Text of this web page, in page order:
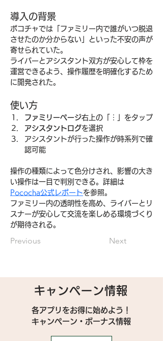
導入の背景
ポコチャでは「ファミリー内で誰がいつ脱退
させたのか分からない」といった不安の声が
寄せられていた。
ライバーとアシスタント双方が安心して枠を
運営できるよう、操作履歴を明確化するため
に開発された。
使い方
ファミリーページ右上の「︙」をタップ
アシスタントログを選択
アシスタントが行った操作が時系列で確
認可能
操作の種類によって色分けされ、影響の大き
い操作は一目で判別できる。詳細は
Pococha公式レポートを参照。
ファミリー内の透明性を高め、ライバーとリ
スナーが安心して交流を楽しめる環境づくり
が期待される。
Previous Next
キャンペーン情報
各アプリをお得に始めよう！
キャンペーン・ボーナス情報